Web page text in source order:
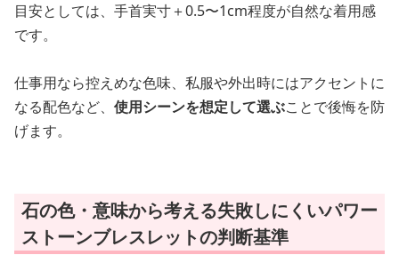
目安としては、手首実寸＋0.5〜1cm程度が自然な着用感
です。
仕事用なら控えめな色味、私服や外出時にはアクセントに
なる配色など、 使用シーンを想定して選ぶことで後悔を防
げます。
石の色・意味から考える失敗しにくいパワー
ストーンブレスレットの判断基準